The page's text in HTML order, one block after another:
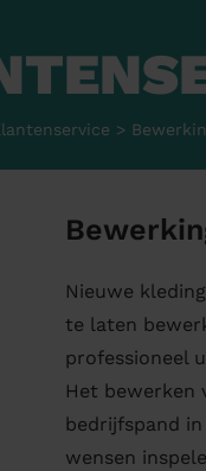
>
Nieuwe
te laten
professioneel
Het bewerken
bedrijfspand
wensen